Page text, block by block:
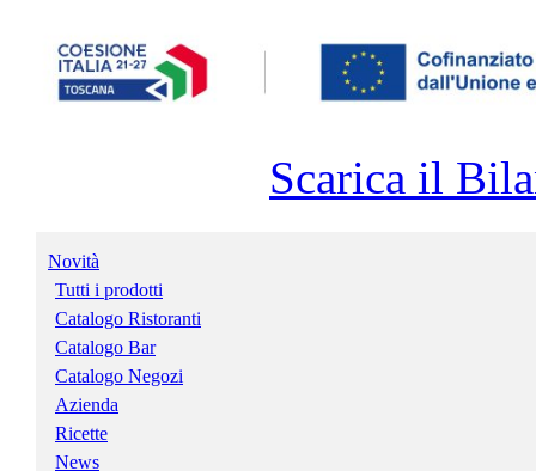
Scarica il
Novità
Tutti i prodotti
Catalogo Ristoranti
Catalogo Bar
Catalogo Negozi
Azienda
Ricette
News